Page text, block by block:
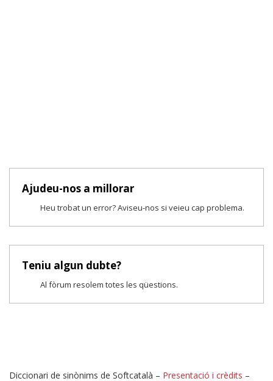
Ajudeu-nos a millorar
Heu trobat un error? Aviseu-nos si veieu cap problema.
Teniu algun dubte?
Al fòrum resolem totes les qüestions.
Diccionari de sinònims de Softcatalà – Presentació i crèdits –